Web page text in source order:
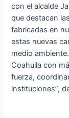
con el alcalde
que destacan
fabricadas en
estas nuevas
medio
Coahuila con
fuerza,
instituciones”,